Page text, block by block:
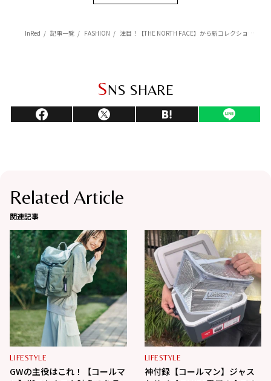
InRed 記事一覧 FASHION 注目！【THE NORTH FACE】から新コレクションがデビュー！ 機能性と軽快さがありながら都市生活や日常のシーンにマッチするラインナップ
SNS SHARE
Related Article
関連記事
LIFESTYLE
GWの主役はこれ！【コールマ
LIFESTYLE
神付録【コールマン】ジャス